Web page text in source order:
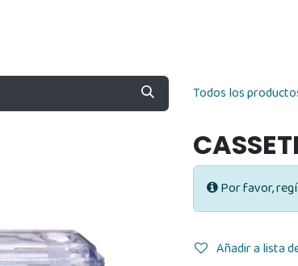
Todos los
Por favor,
Añadir a lista